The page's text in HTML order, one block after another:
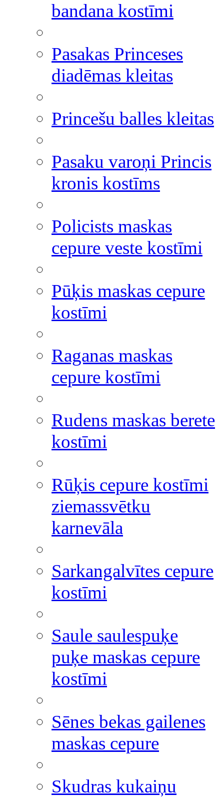
bandana kostīmi
Pasakas Princeses
diadēmas kleitas
Princešu balles kleitas
Pasaku varoņi Princis
kronis kostīms
Policists maskas
cepure veste kostīmi
Pūķis maskas cepure
kostīmi
Raganas maskas
cepure kostīmi
Rudens maskas berete
kostīmi
Rūķis cepure kostīmi
ziemassvētku
karnevāla
Sarkangalvītes cepure
kostīmi
Saule saulespuķe
puķe maskas cepure
kostīmi
Sēnes bekas gailenes
maskas cepure
Skudras kukaiņu